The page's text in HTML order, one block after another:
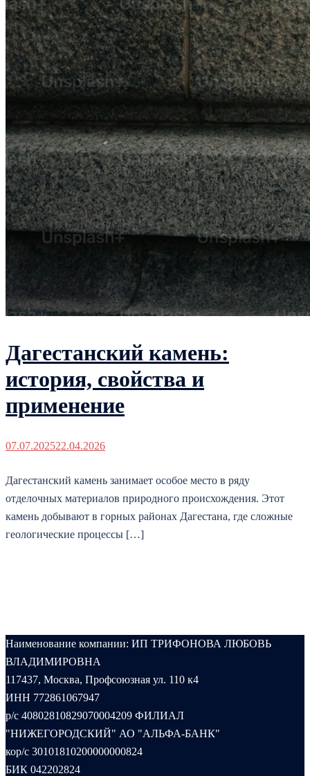
Дагестанский камень:
история, свойства и
применение
07.07.202522.04.2026
Дагестанский камень занимает особое место в ряду
отделочных материалов природного происхождения. Этот
камень добывают в горных районах Дагестана, где сложные
геологические процессы […]
Наименование компании: ИП ТРИФОНОВА ЛЮБОВЬ
ВЛАДИМИРОВНА
117437, Москва, Профсоюзная ул. 110 к4
ИНН 772861067947
р/с 40802810829070004209 ФИЛИАЛ
"НИЖЕГОРОДСКИЙ" АО "АЛЬФА-БАНК"
кор/с 30101810200000000824
БИК 042202824